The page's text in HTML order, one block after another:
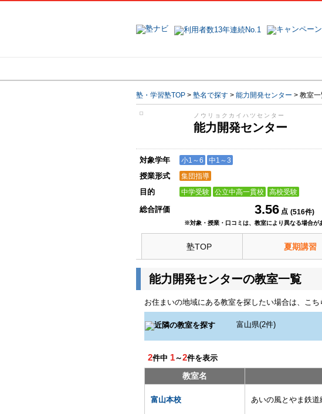
塾・学習塾TOP > 塾名で探す > 能力開発センター > 教室
ノウリョクカイハツセンター
能力開発センター
対象学年 小1～6 中1～3
授業形式 集団指導
目的 中学受験 公立中高一貫校 高校受験
総合評価 3.56 点 (516件)
※対象・授業・口コミは、教室により異なる場合が
塾TOP 夏期講習
能力開発センターの教室一覧
お住まいの地域にある教室を探したい場合は、こ
2件中 1～2件を表示
教室名
富山本校 あいの風とやま鉄道